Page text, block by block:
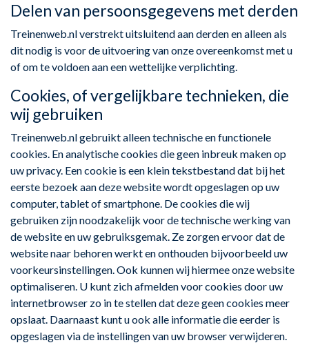
Delen van persoonsgegevens met derden
Treinenweb.nl verstrekt uitsluitend aan derden en alleen als
dit nodig is voor de uitvoering van onze overeenkomst met u
of om te voldoen aan een wettelijke verplichting.
Cookies, of vergelijkbare technieken, die
wij gebruiken
Treinenweb.nl gebruikt alleen technische en functionele
cookies. En analytische cookies die geen inbreuk maken op
uw privacy. Een cookie is een klein tekstbestand dat bij het
eerste bezoek aan deze website wordt opgeslagen op uw
computer, tablet of smartphone. De cookies die wij
gebruiken zijn noodzakelijk voor de technische werking van
de website en uw gebruiksgemak. Ze zorgen ervoor dat de
website naar behoren werkt en onthouden bijvoorbeeld uw
voorkeursinstellingen. Ook kunnen wij hiermee onze website
optimaliseren. U kunt zich afmelden voor cookies door uw
internetbrowser zo in te stellen dat deze geen cookies meer
opslaat. Daarnaast kunt u ook alle informatie die eerder is
opgeslagen via de instellingen van uw browser verwijderen.